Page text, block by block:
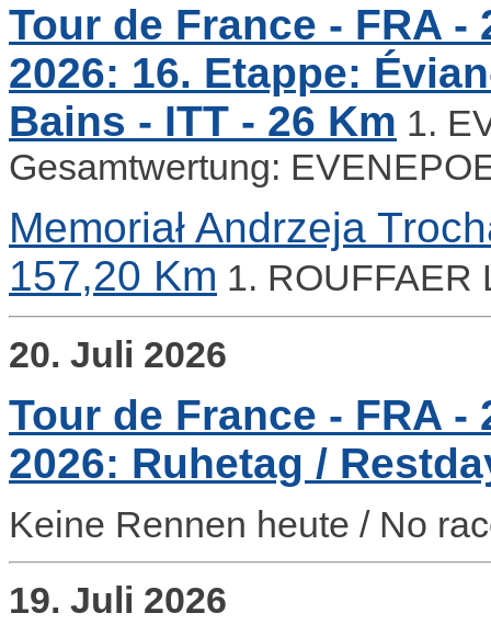
Tour de France - FRA -
2026: 16. Etappe:
Bains - ITT - 26 Km 1.
Gesamtwertung:
Memoriał Andrzeja
157,20 Km 1. ROUFFAER
20. Juli 2026
Tour de France - FRA -
2026: Ruhetag /
Keine Rennen heute / No
19. Juli 2026